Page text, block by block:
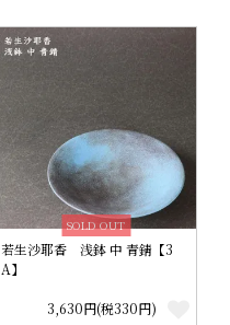
SOLD OUT
若生沙耶香 浅鉢 中 青錆【3
A】
3,630円(税330円)